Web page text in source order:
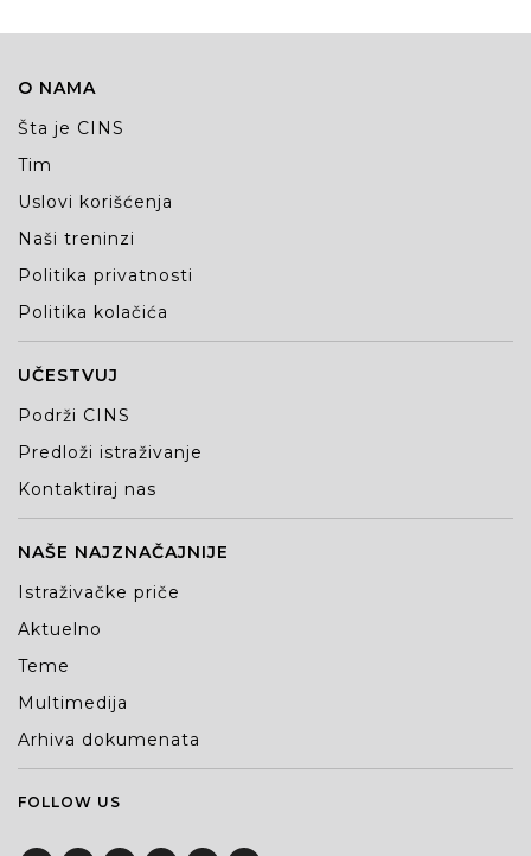
O NAMA
Šta je CINS
Tim
Uslovi korišćenja
Naši treninzi
Politika privatnosti
Politika kolačića
UČESTVUJ
Podrži CINS
Predloži istraživanje
Kontaktiraj nas
NAŠE NAJZNAČAJNIJE
Istraživačke priče
Aktuelno
Teme
Multimedija
Arhiva dokumenata
FOLLOW US